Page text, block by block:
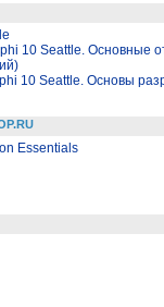
10 Seattle. Основные
10 Seattle. Основы
Essentials